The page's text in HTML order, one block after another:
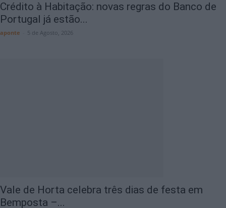
Crédito à Habitação: novas regras do Banco de
Portugal já estão...
aponte 5 de Agosto, 2026
Vale de Horta celebra três dias de festa em
Bemposta –...